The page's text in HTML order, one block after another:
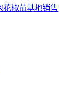
花椒苗基地销售